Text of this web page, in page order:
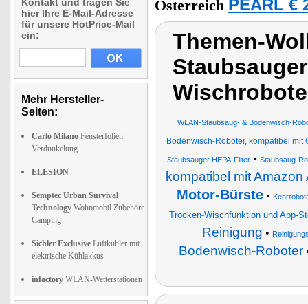
hier Ihre E-Mail-Adresse
für unsere HotPrice-Mail
ein:
Mehr Hersteller-
Seiten:
Carlo Milano Fensterfolien
Verdunkelung
ELESION
Semptec Urban Survival
Technology Wohnmobil Zubehöre
Camping
Sichler Exclusive Luftkühler mit
elektrische Kühlakkus
infactory WLAN-Wetterstationen
Österreich PEARL €
Themen-
WLAN-Staubsaug- & Bodenwisch-
Bodenwisch-Roboter, kompatibel mit
Staubsauger HEPA-Filter• Staubsaug-
kompatibel mit Amazon
Motor-Bürste•
Trocken-Wischfunktion und App-
Reinigung •
Bodenwisch-Roboter